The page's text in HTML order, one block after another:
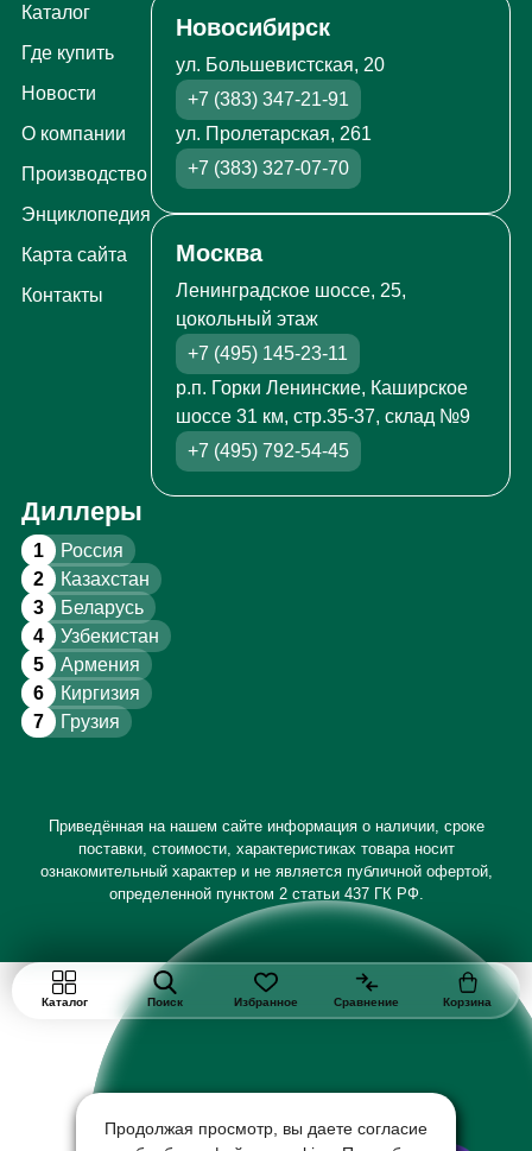
Каталог
Где купить
Новости
О компании
Производство
Энциклопедия
Карта сайта
Контакты
Новосибирск
ул. Большевистская, 20
+7 (383) 347-21-91
ул. Пролетарская, 261
+7 (383) 327-07-70
Москва
Ленинградское шоссе, 25,
цокольный этаж
+7 (495) 145-23-11
р.п. Горки Ленинские, Каширское
шоссе 31 км, стр.35-37, склад №9
+7 (495) 792-54-45
Диллеры
1 Россия
2 Казахстан
3 Беларусь
4 Узбекистан
5 Армения
6 Киргизия
7 Грузия
Приведённая на нашем сайте информация о наличии, сроке
поставки, стоимости, характеристиках товара носит
ознакомительный характер и не является публичной офертой,
определенной пунктом 2 статьи 437 ГК РФ.
Каталог Поиск Избранное Сравнение Корзина
Продолжая просмотр, вы даете согласие